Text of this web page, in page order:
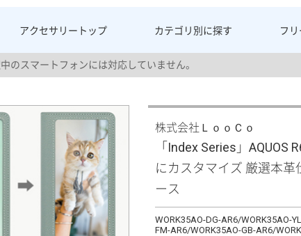
アクセサリー トップ カテゴリ別に探す フ
のスマートフォンには対応していません。
株式会社ＬｏｏＣｏ
「Index Series」AQUOS
にカスタマイズ 厳選本革
ース
WORK35AO-DG-AR6/WORK35AO-
FM-AR6/WORK35AO-GB-AR6/